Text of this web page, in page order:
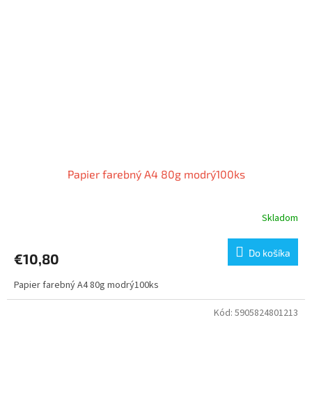
Papier farebný A4 80g modrý100ks
Skladom
€10,80 Do košíka
Papier farebný A4 80g modrý100ks
Kód: 5905824801213